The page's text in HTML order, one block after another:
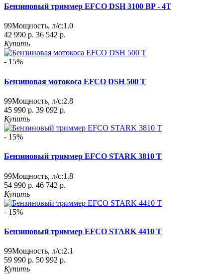
Бензиновый триммер EFCO DSH 3100 BP - 4T
99Мощность, л/с:1.0
42 990 р. 36 542 р.
Купить
- 15%
Бензиновая мотокоса EFCO DSH 500 T
99Мощность, л/с:2.8
45 990 р. 39 092 р.
Купить
- 15%
Бензиновый триммер EFCO STARK 3810 T
99Мощность, л/с:1.8
54 990 р. 46 742 р.
Купить
- 15%
Бензиновый триммер EFCO STARK 4410 T
99Мощность, л/с:2.1
59 990 р. 50 992 р.
Купить